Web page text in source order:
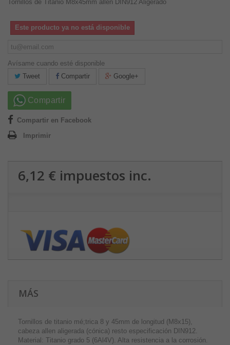
Tornillos de Titanio M8x45mm allen DIN912 Aligerado
Este producto ya no está disponible
Avísame cuando esté disponible
Tweet
Compartir Google+
Compartir
Compartir en Facebook
Imprimir
6,12 € impuestos inc.
MÁS
Tornillos de titanio mé;trica 8 y 45mm de longitud (M8x15),
cabeza allen aligerada (cónica) resto especificación DIN912.
Material: Titanio grado 5 (6Al4V). Alta resistencia a la corrosión.